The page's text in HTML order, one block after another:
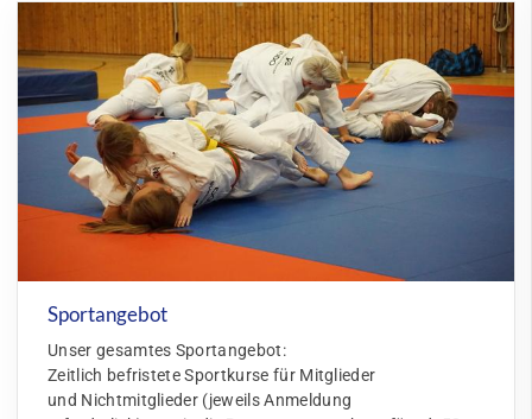
Sportangebot
Unser gesamtes Sportangebot:
Zeitlich befristete Sportkurse für Mitglieder
und Nichtmitglieder (jeweils Anmeldung